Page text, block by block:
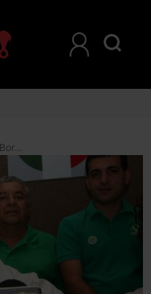
Detienen a dos excolaboradores de Borge en Quintana Roo por presunto peculado